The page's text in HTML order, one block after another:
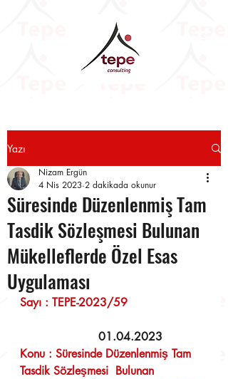
Yazı
Süresinde Düzenlenmiş Tam
Tasdik Sözleşmesi Bulunan
Mükelleflerde Özel Esas
Uygulaması
Nizam Ergün
4 Nis 2023 2 dakikada okunur
Sayı : TEPE-2023/59
  01.04.2023
Konu : Süresinde Düzenlenmiş Tam
Tasdik Sözleşmesi  Bulunan